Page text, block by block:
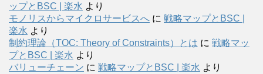
ップとBSC | 楽水 より
モノリスからマイクロサービスへ に 戦略マップとBSC |
楽水 より
制約理論（TOC: Theory of Constraints）とは に 戦略マッ
プとBSC | 楽水 より
バリューチェーン に 戦略マップとBSC | 楽水 より